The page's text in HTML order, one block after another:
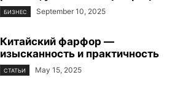
БИЗНЕС September 10, 2025
Китайский фарфор —
изысканность и практичность
СТАТЬИ May 15, 2025